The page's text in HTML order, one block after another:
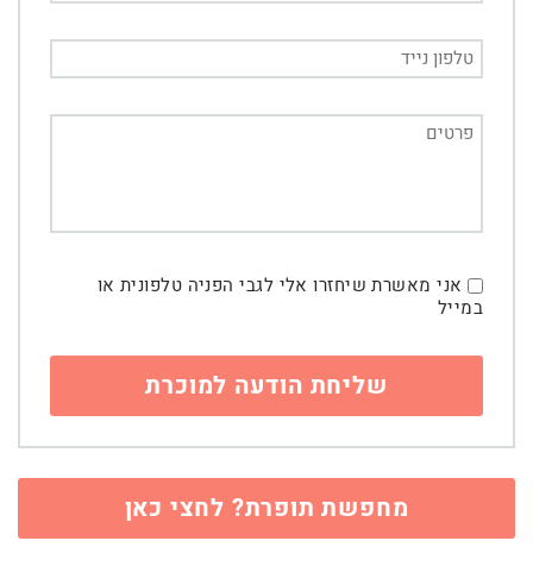
אני מאשרת שיחזרו אלי לגבי הפניה טלפונית או
במייל
מחפשת תופרת? לחצי כאן